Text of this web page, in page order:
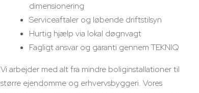
dimensionering
Serviceaftaler og løbende driftstilsyn
Hurtig hjælp via lokal døgnvagt
Fagligt ansvar og garanti gennem TEKNIQ
Vi arbejder med alt fra mindre boliginstallationer til
større ejendomme og erhvervsbyggeri. Vores